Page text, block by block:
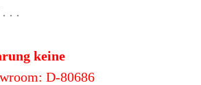
. .
keine
D-80686